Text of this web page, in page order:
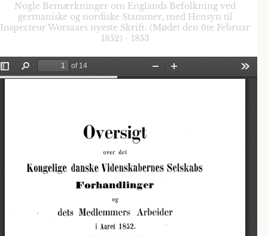
Nogle Bemærkninger om Englands Befolkning ved
germaniske og nordiske Stammer, med Hensyn til
Inspecteur Worsaaes nyeste Skrift. (Mødet den 6te Februar
1852) - 1853